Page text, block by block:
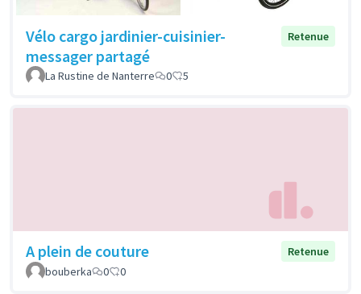
Vélo cargo jardinier-cuisinier-
messager partagé
Retenue
La Rustine de Nanterre 0 5
A plein de couture
Retenue
bouberka
0 0